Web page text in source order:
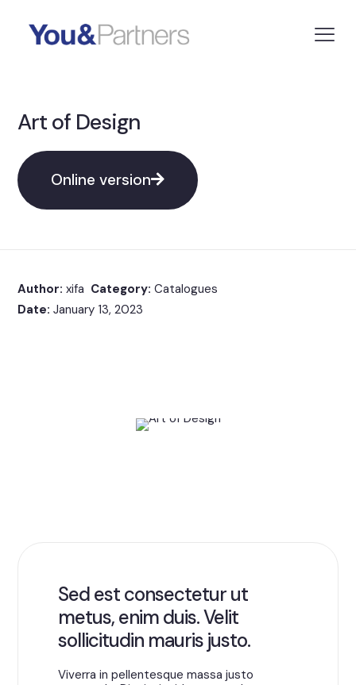
Art of Design
Online version
Author: xifa Category: Catalogues
Date: January 13, 2023
Sed est consectetur ut
metus, enim duis. Velit
sollicitudin mauris justo.
Viverra in pellentesque massa justo